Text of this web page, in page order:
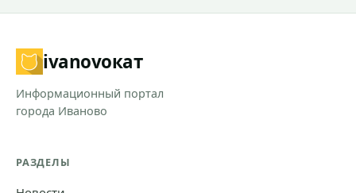
ivanovoкат
Информационный портал
города Иваново
РАЗДЕЛЫ